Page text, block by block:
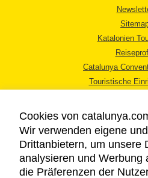
Katalonien
Catalunya
Touristische
Cookies von
Wir verwenden eigene
Drittanbietern, um unsere
analysieren und Werbung
die Präferenzen der